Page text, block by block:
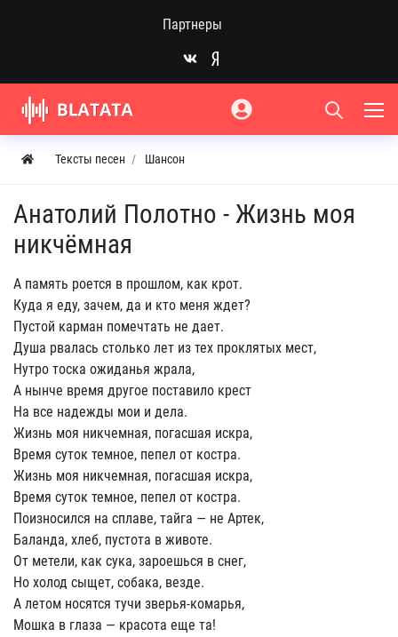
Партнеры
Тексты песен Шансон
Анатолий Полотно - Жизнь моя
никчёмная
А память роется в прошлом, как крот.
Куда я еду, зачем, да и кто меня ждет?
Пустой карман помечтать не дает.
Душа рвалась столько лет из тех проклятых мест,
Нутро тоска ожиданья жрала,
А нынче время другое поставило крест
На все надежды мои и дела.
Жизнь моя никчемная, погасшая искра,
Время суток темное, пепел от костра.
Жизнь моя никчемная, погасшая искра,
Время суток темное, пепел от костра.
Поизносился на сплаве, тайга — не Артек,
Баланда, хлеб, пустота в животе.
От метели, как сука, зароешься в снег,
Но холод сыщет, собака, везде.
А летом носятся тучи зверья-комарья,
Мошка в глаза — красота еще та!